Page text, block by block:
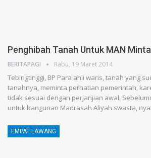
Penghibah Tanah Untuk MAN
BERITAPAGI Rabu, 19 Maret 2014
Tebingtinggi, BP Para ahli waris, tanah yang
tanahnya, meminta perhatian pemerintah,
tidak sesuai dengan perjanjian awal.
untuk bangunan Madrasah Aliyah swasta,
EMPAT LAWANG